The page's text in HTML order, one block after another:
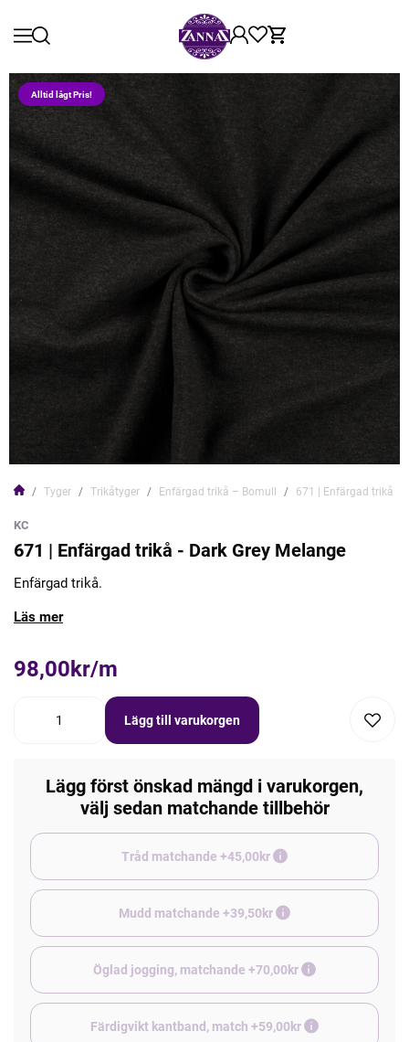
Alltid lågt Pris!
Tyger Trikåtyger Enfärgad trikå – Bomull 671 | Enfärgad trikå -
KC
671 | Enfärgad trikå - Dark Grey Melange
Enfärgad trikå.
Läs mer
98,00kr/m
Lägg till varukorgen
Lägg först önskad mängd i varukorgen,
välj sedan matchande tillbehör
Tråd matchande +45,00kr
Mudd matchande +39,50kr
Öglad jogging, matchande +70,00kr
Färdigvikt kantband, match +59,00kr